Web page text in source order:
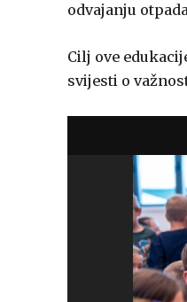
odvajanju
Cilj ove
svijesti o